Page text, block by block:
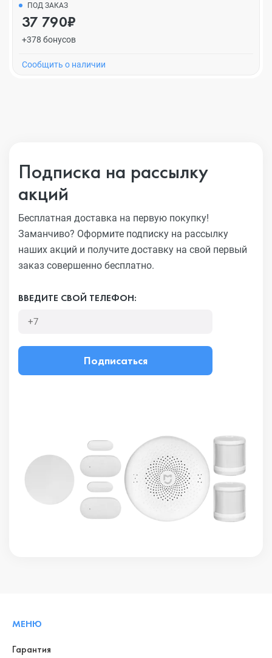
ПОД ЗАКАЗ
37 790₽
+378 бонусов
Cообщить о наличии
Подписка на рассылку
акций
Бесплатная доставка на первую покупку!
Заманчиво? Оформите подписку на рассылку
наших акций и получите доставку на свой первый
заказ совершенно бесплатно.
ВВЕДИТЕ СВОЙ ТЕЛЕФОН:
Подписаться
МЕНЮ
Гарантия